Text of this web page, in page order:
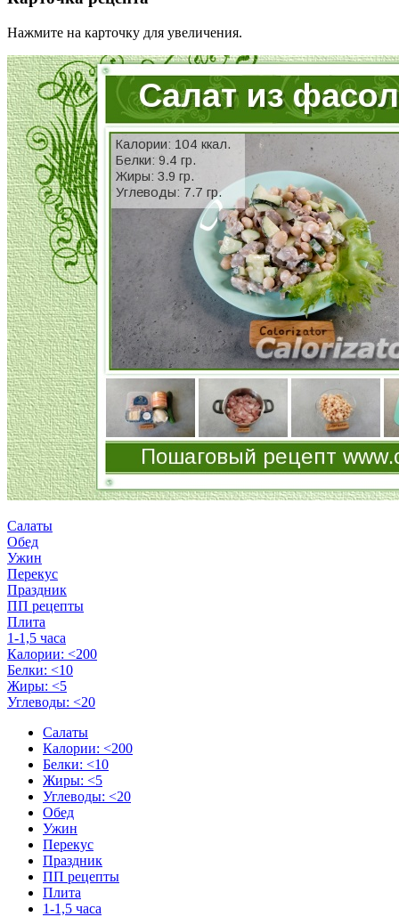
Нажмите на карточку для увеличения.
Салаты
Обед
Ужин
Перекус
Праздник
ПП рецепты
Плита
1-1,5 часа
Калории: <200
Белки: <10
Жиры: <5
Углеводы: <20
Салаты
Калории: <200
Белки: <10
Жиры: <5
Углеводы: <20
Обед
Ужин
Перекус
Праздник
ПП рецепты
Плита
1-1,5 часа